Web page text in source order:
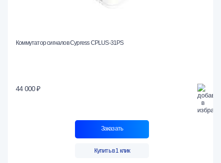
Коммутатор сигналов Cypress CPLUS-31PS
44 000 ₽
Заказать
Купить в 1 клик